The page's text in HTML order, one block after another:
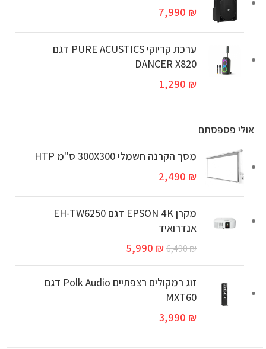
7,990 ₪
ערכת קריוקי PURE ACUSTICS דגם
DANCER X820
1,290 ₪
אולי פספסתם
מסך הקרנה חשמלי 300X300 ס"מ HTP
2,490 ₪
מקרן EPSON 4K דגם EH-TW6250
אנדרואיד
6,490₪
5,990 ₪
זוג רמקולים רצפתיים Polk Audio דגם
MXT60
3,990 ₪